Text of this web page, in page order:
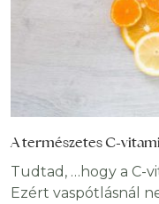
A természetes C-
Tudtad, …hogy a C-
Ezért vaspótlásnál